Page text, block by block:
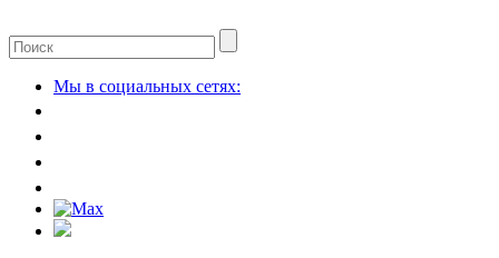
Мы в социальных сетях: